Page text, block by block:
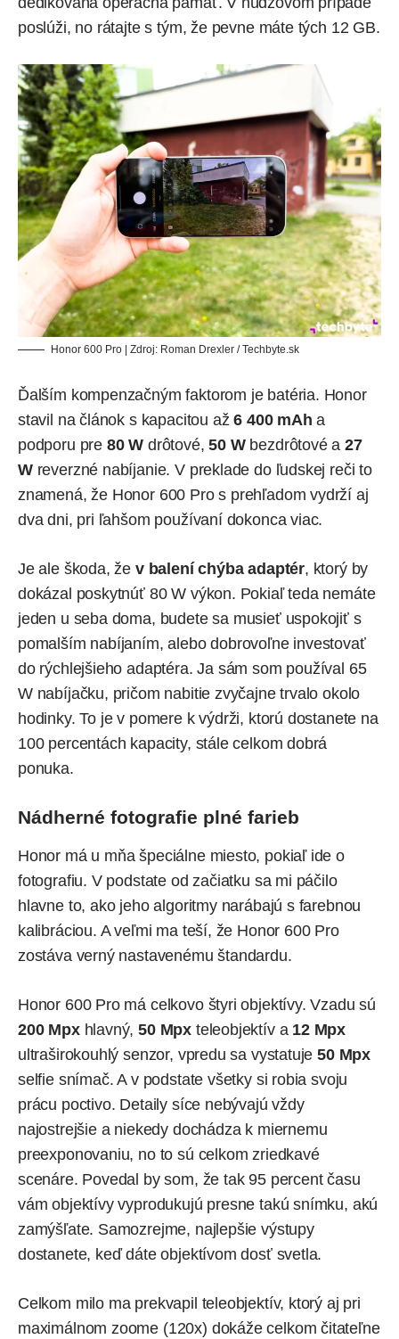
poslúži, no rátajte s tým, že pevne máte tých 12 GB.
Honor 600 Pro | Zdroj: Roman Drexler / Techbyte.sk
Ďalším kompenzačným faktorom je batéria. Honor
stavil na článok s kapacitou až6 400 mAha
podporu pre 80 W drôtové,50 Wbezdrôtové a 27
Wreverzné nabíjanie. V preklade do ľudskej reči to
znamená, že Honor 600 Pro s prehľadom vydrží aj
dva dni, pri ľahšom používaní dokonca viac.
Je ale škoda, že v balení chýba adaptér, ktorý by
dokázal poskytnúť 80 W výkon. Pokiaľ teda nemáte
jeden u seba doma, budete sa musieť uspokojiť s
pomalším nabíjaním, alebo dobrovoľne investovať
do rýchlejšieho adaptéra. Ja sám som používal 65
W nabíjačku, pričom nabitie zvyčajne trvalo okolo
hodinky. To je v pomere k výdrži, ktorú dostanete na
100 percentách kapacity, stále celkom dobrá
ponuka.
Nádherné fotografie plné farieb
Honor má u mňa špeciálne miesto, pokiaľ ide o
fotografiu. V podstate od začiatku sa mi páčilo
hlavne to, ako jeho algoritmy narábajú s farebnou
kalibráciou. A veľmi ma teší, že Honor 600 Pro
zostáva verný nastavenému štandardu.
Honor 600 Pro má celkovo štyri objektívy. Vzadu sú
200 Mpxhlavný,50 Mpx teleobjektív a 12 Mpx
ultraširokouhlý senzor, vpredu sa vystatuje50 Mpx
selfie snímač. A v podstate všetky si robia svoju
prácu poctivo. Detaily síce nebývajú vždy
najostrejšie a niekedy dochádza k miernemu
preexponovaniu, no to sú celkom zriedkavé
scenáre. Povedal by som, že tak 95 percent času
vám objektívy vyprodukujú presne takú snímku, akú
zamýšľate. Samozrejme, najlepšie výstupy
dostanete, keď dáte objektívom dosť svetla.
Celkom milo ma prekvapil teleobjektív, ktorý aj pri
maximálnom zoome (120x) dokáže celkom čitateľne